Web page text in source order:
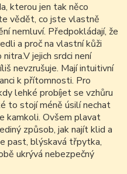
kterou jen tak něco
vědět, co jste vlastně
nemluví. Předpokládají, že
a proč na vlastní kůži
jejich srdci není
nevzrušuje. Mají intuitivní
k přítomnosti. Pro
lehké probíjet se vzhůru
to stojí méně úsilí nechat
kamkoli. Ovšem plavat
způsob, jak najít klid a
past, blýskavá třpytka,
ukrývá nebezpečný